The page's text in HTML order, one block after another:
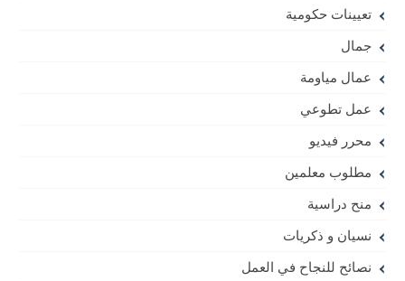
تعيينات حكومية
جمال
عمال مياومة
عمل تطوعي
محرر فيديو
مطلوب معلمين
منح دراسية
نسيان و ذكريات
نصائح للنجاح في العمل